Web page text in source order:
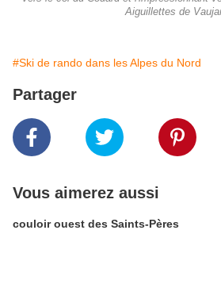
Aiguillettes de
#Ski de rando dans les Alpes du Nord
Partager
Vous aimerez aussi
couloir ouest des Saints-Pères